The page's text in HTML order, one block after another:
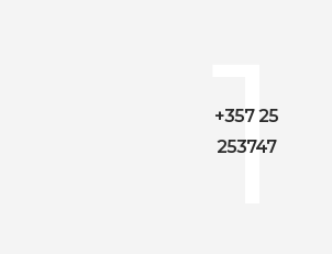
1
+357 25
253747